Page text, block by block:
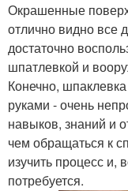
Окрашенные
отлично видно все
достаточно
шпатлевкой и
Конечно,
руками - очень
навыков, знаний и
чем обращаться к
изучить процесс
потребуется.